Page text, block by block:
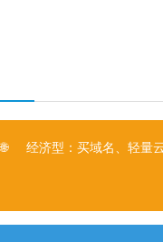
🌐
经济型：买域名、轻量